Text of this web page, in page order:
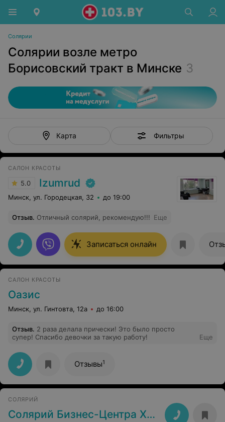
Солярии
Солярии возле метро
Борисовский тракт в Минске 3
Карта Фильтры
САЛОН КРАСОТЫ
5.0 Izumrud
Минск, ул. Городецкая, 32 до 19:00
Отзыв. Отличный солярий, рекомендую!!! Еще
Записаться онлайн
САЛОН КРАСОТЫ
Оазис
Минск, ул. Гинтовта, 12а до 16:00
Отзыв. 2 раза делала прически! Это было просто
супер! Спасибо девочки за такую работу!
Еще
Отзывы1
СОЛЯРИЙ
Солярий Бизнес-Центра XXI век